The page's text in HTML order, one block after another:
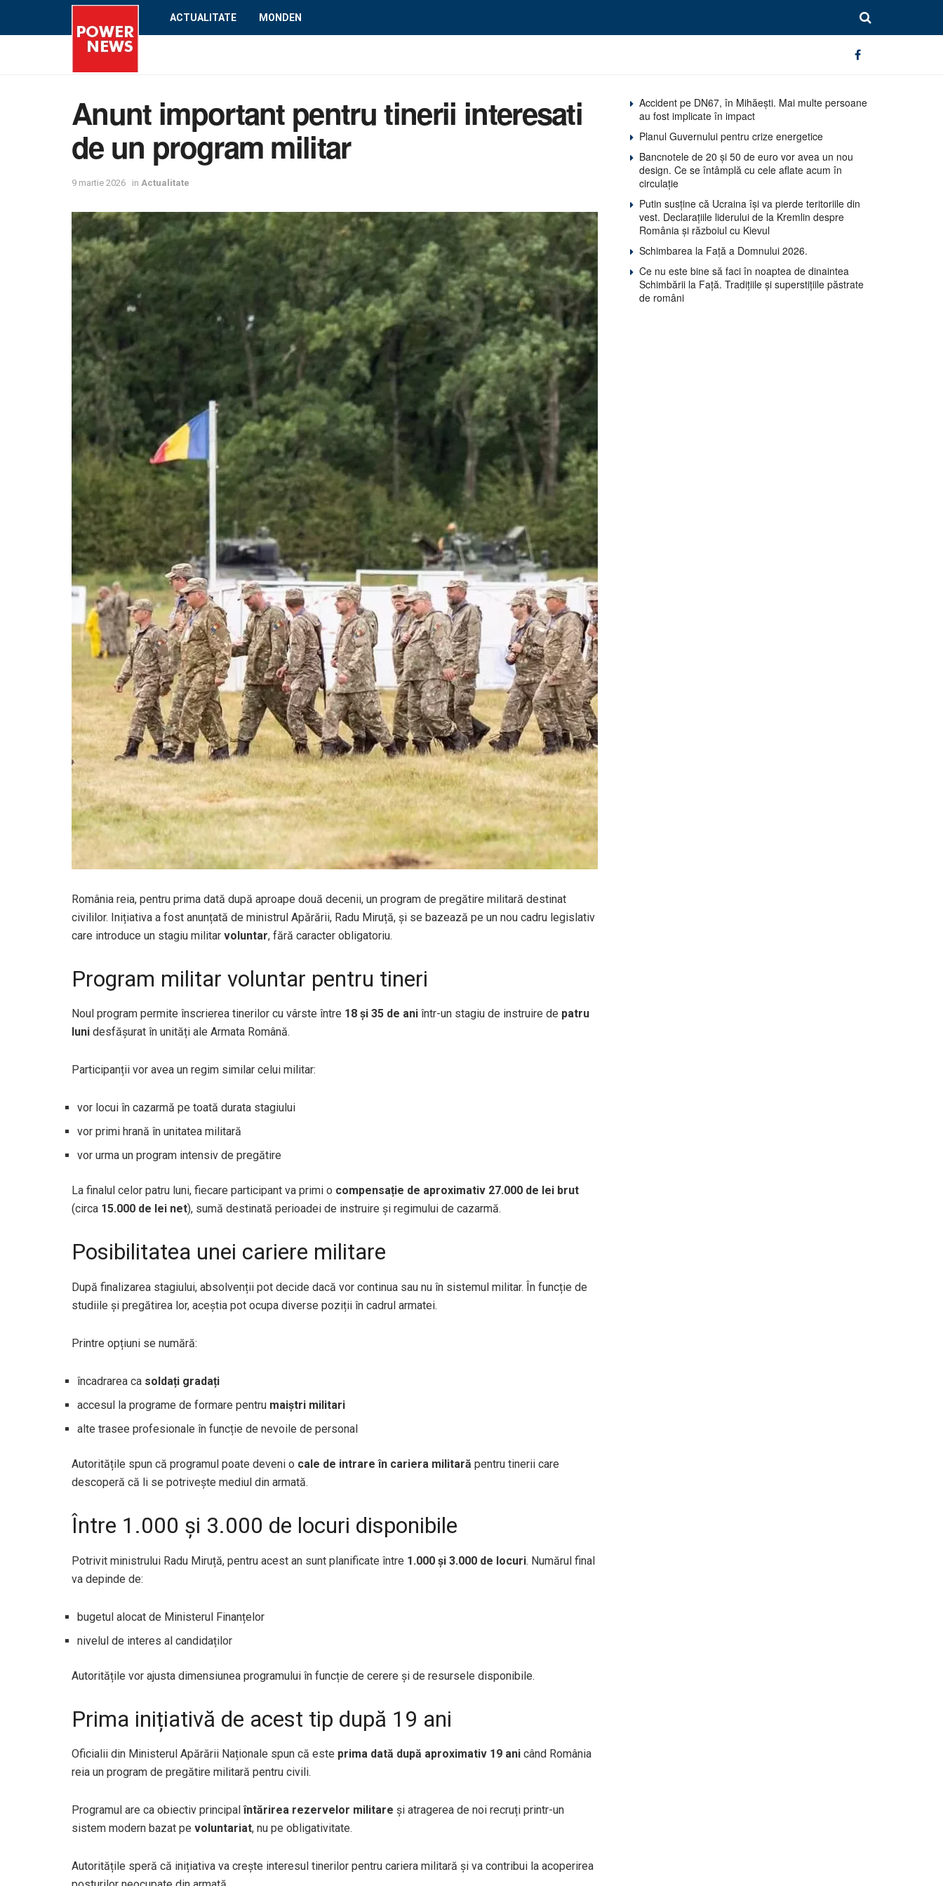
ACTUALITATE MONDEN
Anunt important pentru tinerii interesati
de un program militar
9 martie 2026 in Actualitate
România reia, pentru prima dată după aproape două decenii, un program de pregătire militară destinat
civililor. Inițiativa a fost anunțată de ministrul Apărării, Radu Miruță, și se bazează pe un nou cadru legislativ
care introduce un stagiu militar voluntar, fără caracter obligatoriu.
Program militar voluntar pentru tineri
Noul program permite înscrierea tinerilor cu vârste între 18 și 35 de ani într-un stagiu de instruire de patru
luni desfășurat în unități ale Armata Română.
Participanții vor avea un regim similar celui militar:
vor locui în cazarmă pe toată durata stagiului
vor primi hrană în unitatea militară
vor urma un program intensiv de pregătire
La finalul celor patru luni, fiecare participant va primi o compensație de aproximativ 27.000 de lei brut
(circa 15.000 de lei net), sumă destinată perioadei de instruire și regimului de cazarmă.
Posibilitatea unei cariere militare
După finalizarea stagiului, absolvenții pot decide dacă vor continua sau nu în sistemul militar. În funcție de
studiile și pregătirea lor, aceștia pot ocupa diverse poziții în cadrul armatei.
Printre opțiuni se numără:
încadrarea ca soldați gradați
accesul la programe de formare pentru maiştri militari
alte trasee profesionale în funcție de nevoile de personal
Autoritățile spun că programul poate deveni o cale de intrare în cariera militară pentru tinerii care
descoperă că li se potrivește mediul din armată.
Între 1.000 și 3.000 de locuri disponibile
Potrivit ministrului Radu Miruță, pentru acest an sunt planificate între 1.000 și 3.000 de locuri. Numărul final
va depinde de:
bugetul alocat de Ministerul Finanțelor
nivelul de interes al candidaților
Autoritățile vor ajusta dimensiunea programului în funcție de cerere și de resursele disponibile.
Prima inițiativă de acest tip după 19 ani
Oficialii din Ministerul Apărării Naționale spun că este prima dată după aproximativ 19 ani când România
reia un program de pregătire militară pentru civili.
Programul are ca obiectiv principalîntărirea rezervelor militare și atragerea de noi recruți printr-un
sistem modern bazat pe voluntariat, nu pe obligativitate.
Autoritățile speră că inițiativa va crește interesul tinerilor pentru cariera militară și va contribui la acoperirea
Accident pe DN67, în Mihăești. Mai multe persoane
au fost implicate în impact
Planul Guvernului pentru crize energetice
Bancnotele de 20 și 50 de euro vor avea un nou
design. Ce se întâmplă cu cele aflate acum în
circulație
Putin susține că Ucraina își va pierde teritoriile din
vest. Declarațiile liderului de la Kremlin despre
România și războiul cu Kievul
Schimbarea la Față a Domnului 2026.
Ce nu este bine să faci în noaptea de dinaintea
Schimbării la Față. Tradițiile și superstițiile păstrate
de români